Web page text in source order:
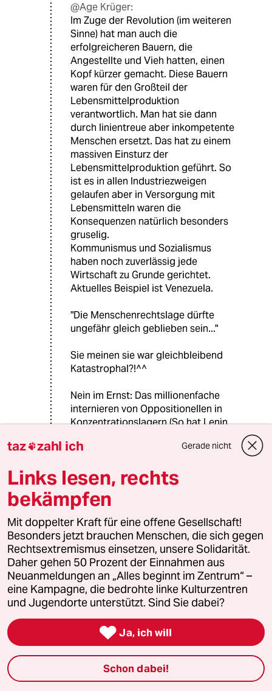
@Age Krüger:
Im Zuge der Revolution (im weiteren
Sinne) hat man auch die
erfolgreicheren Bauern, die
Angestellte und Vieh hatten, einen
Kopf kürzer gemacht. Diese Bauern
waren für den Großteil der
Lebensmittelproduktion
verantwortlich. Man hat sie dann
durch linientreue aber inkompetente
Menschen ersetzt. Das hat zu einem
massiven Einsturz der
Lebensmittelproduktion geführt. So
ist es in allen Industriezweigen
gelaufen aber in Versorgung mit
Lebensmitteln waren die
Konsequenzen natürlich besonders
gruselig.
Kommunismus und Sozialismus
haben noch zuverlässig jede
Wirtschaft zu Grunde gerichtet.
Aktuelles Beispiel ist Venezuela.
"Die Menschenrechtslage dürfte
ungefähr gleich geblieben sein..."
Sie meinen sie war gleichbleibend
Katastrophal?!^^
Nein im Ernst: Das millionenfache
internieren von Oppositionellen in
Konzentrationslagern (So hat Lenin
keine Verschlechterung der
wurden dort in Zügen hingekarrt, die
nicht beheizt waren und wer direkt an
den Wänden der Wagons stand hatte
kaum eine Chance einen längeren
Transport zu überleben. Die
Parallelen zum dritten Reich sind
auch in dieser Hinsicht erschreckend.
Der Klassiker zu diesem Thema ist
der Archipel Gulag von Solschenizyn.
Insgesamt kommt es beim Thema
Menschenrechte häufiger zu dem
Fehlglauben es handle sich um ein
Urlinkes Thema. Tatsächlich sind die
Menschenrechte aber eine liberale
Idee und Linke, wie Rechte haben sie
taz zahl ich Gerade nicht
Links lesen, rechts
bekämpfen
Mit doppelter Kraft für eine offene Gesellschaft!
Besonders jetzt brauchen Menschen, die sich gegen
Rechtsextremismus einsetzen, unsere Solidarität.
Daher gehen 50 Prozent der Einnahmen aus
Neuanmeldungen an „Alles beginnt im Zentrum“ –
eine Kampagne, die bedrohte linke Kulturzentren
und Jugendorte unterstützt. Sind Sie dabei?
 Ja, ich will
Schon dabei!